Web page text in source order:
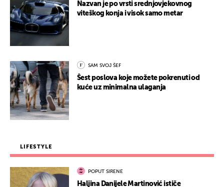
Nazvan je po vrsti srednjovjekovnog
viteškog konja i visok samo metar
SAM SVOJ ŠEF
Šest poslova koje možete pokrenuti od
kuće uz minimalna ulaganja
LIFESTYLE
POPUT SIRENE
Haljina Danijele Martinović ističe